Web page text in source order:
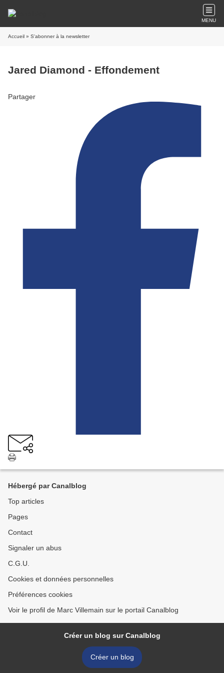
MENU
Accueil » S'abonner à la newsletter
Jared Diamond - Effondement
Partager
Hébergé par Canalblog
Top articles
Pages
Contact
Signaler un abus
C.G.U.
Cookies et données personnelles
Préférences cookies
Voir le profil de Marc Villemain sur le portail Canalblog
Créer un blog sur Canalblog
Créer un blog